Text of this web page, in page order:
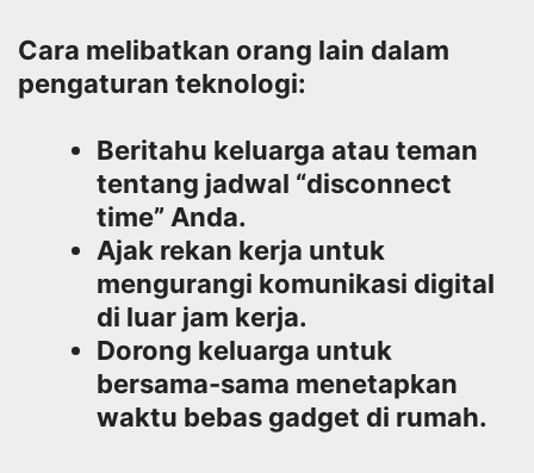
Cara melibatkan orang lain dalam
pengaturan teknologi:
Beritahu keluarga atau teman
tentang jadwal “disconnect
time” Anda.
Ajak rekan kerja untuk
mengurangi komunikasi digital
di luar jam kerja.
Dorong keluarga untuk
bersama-sama menetapkan
waktu bebas gadget di rumah.